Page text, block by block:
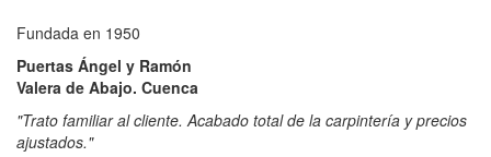
Fundada en 1950
Puertas Ángel y Ramón
Valera de Abajo. Cuenca
"Trato familiar al cliente. Acabado total de la carpintería y precios
ajustados."